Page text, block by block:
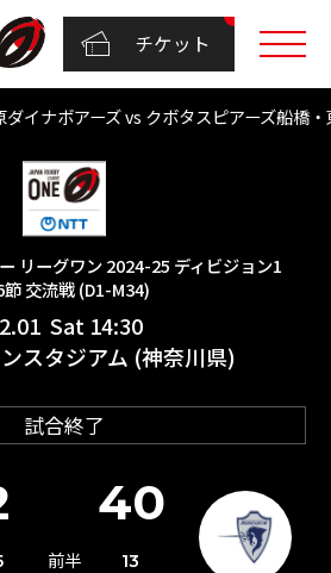
チケット
ダイナボアーズ vs クボタスピアーズ船
リーグワン 2024-25 ディビジョン1
交流戦 (D1-M34)
Sat 14:30
スタジアム (神奈川県)
試合終了
40
前半
13